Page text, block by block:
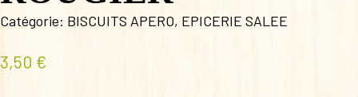
Catégorie: BISCUITS APERO, EPICERIE SALEE
3,50 €